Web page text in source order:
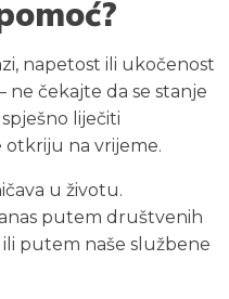
napetost ili ukočenost
čekajte da se stanje
liječiti
otkriju na vrijeme.
u životu.
putem društvenih
putem naše službene